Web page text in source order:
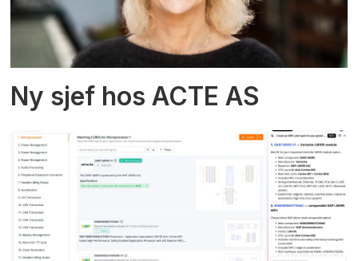
Ny sjef hos ACTE AS